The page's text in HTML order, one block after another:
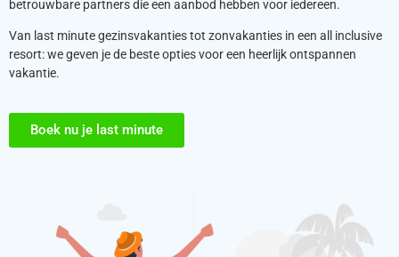
betrouwbare partners die een aanbod hebben voor iedereen.
Van last minute gezinsvakanties tot zonvakanties in een all inclusive
resort: we geven je de beste opties voor een heerlijk ontspannen
vakantie.
Boek nu je last minute